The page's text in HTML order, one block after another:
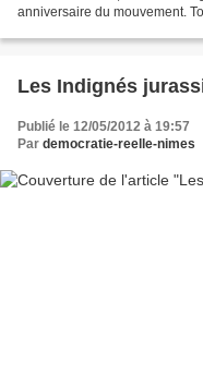
anniversaire du mouvement.
Les Indignés
Publié le 12/05/2012 à 19:57
Par democratie-reelle-nimes